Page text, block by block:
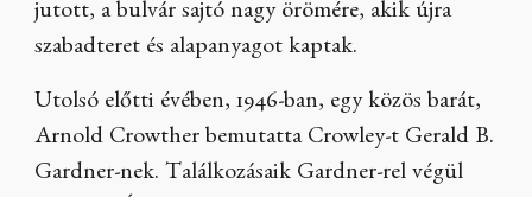
jutott, a bulvár sajtó nagy örömére, akik újra
szabadteret és alapanyagot kaptak.
Utolsó előtti évében, 1946-ban, egy közös barát,
Arnold Crowther bemutatta Crowley-t Gerald B.
Gardner-nek. Találkozásaik Gardner-rel végül